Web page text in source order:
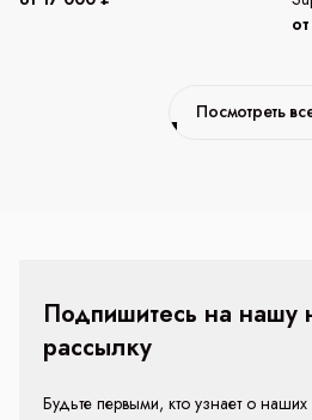
Посмотреть
Подпишитесь на нашу
рассылку
Будьте первыми, кто узнает о